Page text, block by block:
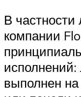
В частности
компании
выполнен